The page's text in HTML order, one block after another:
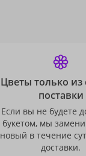
Цветы только из
поставки
Если вы не будете
букетом, мы
новый в течение
доставки.